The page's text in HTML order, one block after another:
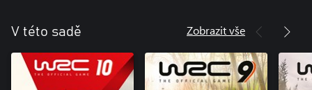
V této sadě Zobrazit vše